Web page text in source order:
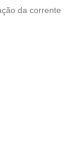
da corrente